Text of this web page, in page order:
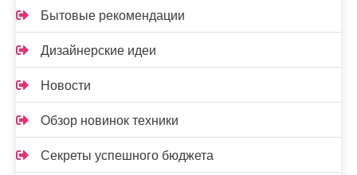
Бытовые рекомендации
Дизайнерские идеи
Новости
Обзор новинок техники
Секреты успешного бюджета